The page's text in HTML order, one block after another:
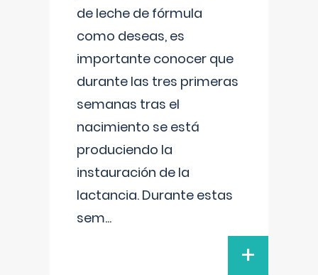
de leche de fórmula
como deseas, es
importante conocer que
durante las tres primeras
semanas tras el
nacimiento se está
produciendo la
instauración de la
lactancia. Durante estas
sem...
+